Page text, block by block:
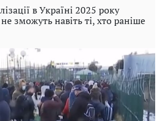
в Україні 2025 року
зможуть навіть ті, хто раніше